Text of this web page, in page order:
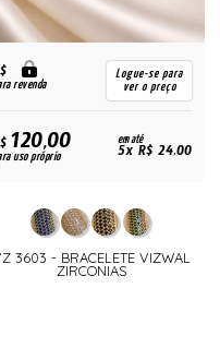
revenda
Logue-se para
ver o preço
120,00
uso próprio
em até
5x R$ 24,00
3603 - BRACELETE VIZWAL
ZIRCONIAS